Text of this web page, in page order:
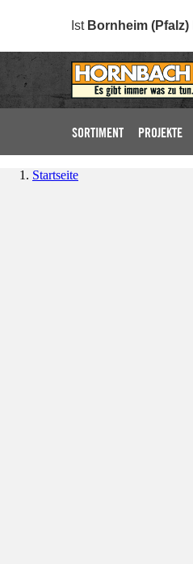
Ist Bornheim (Pfalz)
SORTIMENT PROJEKTE
Startseite